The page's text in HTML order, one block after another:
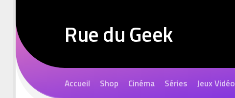
content
Rue du Geek
Accueil Shop Cinéma Séries Jeux Vidéo